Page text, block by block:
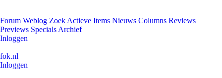
Forum Weblog Zoek Actieve Items Nieuws Columns Reviews
Previews Specials Archief
Inloggen
fok.nl
Inloggen